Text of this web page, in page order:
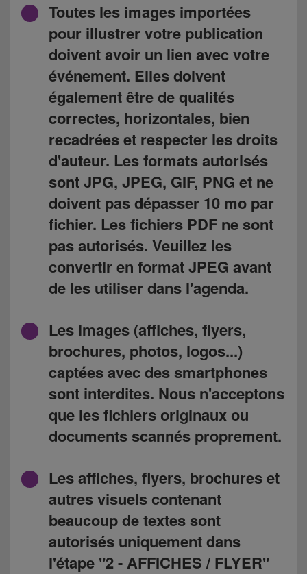
Toutes les images importées
pour illustrer votre publication
doivent avoir un lien avec votre
événement. Elles doivent
également être de qualités
correctes, horizontales, bien
recadrées et respecter les droits
d'auteur. Les formats autorisés
sont JPG, JPEG, GIF, PNG et ne
doivent pas dépasser 10 mo par
fichier. Les fichiers PDF ne sont
pas autorisés. Veuillez les
convertir en format JPEG avant
de les utiliser dans l'agenda.
Les images (affiches, flyers,
brochures, photos, logos...)
captées avec des smartphones
sont interdites. Nous n'acceptons
que les fichiers originaux ou
documents scannés proprement.
Les affiches, flyers, brochures et
autres visuels contenant
beaucoup de textes sont
autorisés uniquement dans
l'étape "2 - AFFICHES / FLYER"